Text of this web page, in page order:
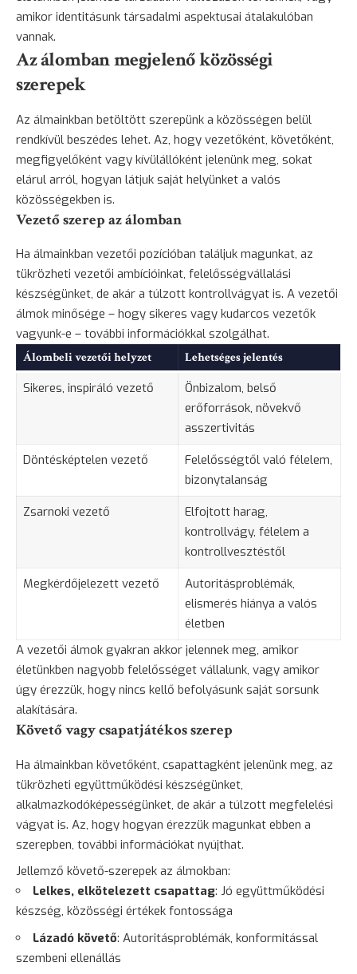
amikor identitásunk társadalmi aspektusai átalakulóban
vannak.
Az álomban megjelenő közösségi
szerepek
Az álmainkban betöltött szerepünk a közösségen belül
rendkívül beszédes lehet. Az, hogy vezetőként, követőként,
megfigyelőként vagy kívülállóként jelenünk meg, sokat
elárul arról, hogyan látjuk saját helyünket a valós
közösségekben is.
Vezető szerep az álomban
Ha álmainkban vezetői pozícióban találjuk magunkat, az
tükrözheti vezetői ambícióinkat, felelősségvállalási
készségünket, de akár a túlzott kontrollvágyat is. A vezetői
álmok minősége – hogy sikeres vagy kudarcos vezetők
vagyunk-e – további információkkal szolgálhat.
Álombeli vezetői helyzet Lehetséges jelentés
Sikeres, inspiráló vezető
Önbizalom, belső
erőforrások, növekvő
asszertivitás
Döntésképtelen vezető
Felelősségtől való félelem,
bizonytalanság
Zsarnoki vezető
Elfojtott harag,
kontrollvágy, félelem a
kontrollvesztéstől
Megkérdőjelezett vezető
Autoritásproblémák,
elismerés hiánya a valós
életben
A vezetői álmok gyakran akkor jelennek meg, amikor
életünkben nagyobb felelősséget vállalunk, vagy amikor
úgy érezzük, hogy nincs kellő befolyásunk saját sorsunk
alakítására.
Követő vagy csapatjátékos szerep
Ha álmainkban követőként, csapattagként jelenünk meg, az
tükrözheti együttműködési készségünket,
alkalmazkodóképességünket, de akár a túlzott megfelelési
vágyat is. Az, hogy hogyan érezzük magunkat ebben a
szerepben, további információkat nyújthat.
Jellemző követő-szerepek az álmokban:
Lelkes, elkötelezett csapattag: Jó együttműködési
készség, közösségi értékek fontossága
Lázadó követő: Autoritásproblémák, konformitással
szembeni ellenállás